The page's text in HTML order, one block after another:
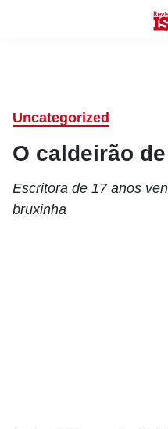
Uncategorized
O caldeirão
Escritora de 17 anos
bruxinha